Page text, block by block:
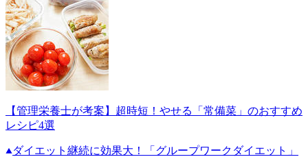
【管理栄養士が考案】超時短！やせる「常備菜」のおすすめ
レシピ4選
ダイエット継続に効果大！「グループワークダイエット」